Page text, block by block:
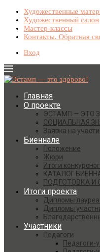
Художественные
Художественный салон
Мастер-классы
Контакты. Обратная
Вход
Главная
О проекте
ЭСТАМП — ЭТО
СОЦИАЛЬНАЯ
Заявка на
Биеннале
Положение
Жюри
Итоги
КАТАЛОГ
ПОДГОТОВКА И
Итоги проекта
Дипломы
Дипломы
Участники
Педагоги
Педагоги-